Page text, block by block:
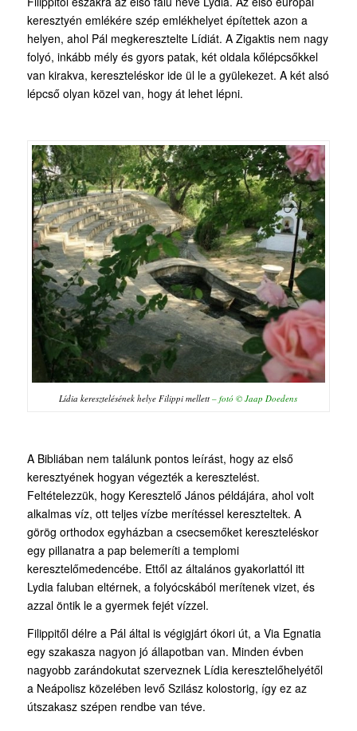
keresztyén emlékére szép emlékhelyet építettek azon a
helyen, ahol Pál megkeresztelte Lídiát. A Zigaktis nem nagy
folyó, inkább mély és gyors patak, két oldala kőlépcsőkkel
van kirakva, kereszteléskor ide ül le a gyülekezet. A két alsó
lépcső olyan közel van, hogy át lehet lépni.
Lídia keresztelésének helye Filippi mellett– fotó © Jaap Doedens
A Bibliában nem találunk pontos leírást, hogy az első
keresztyének hogyan végezték a keresztelést.
Feltételezzük, hogy Keresztelő János példájára, ahol volt
alkalmas víz, ott teljes vízbe merítéssel kereszteltek. A
görög orthodox egyházban a csecsemőket kereszteléskor
egy pillanatra a pap belemeríti a templomi
keresztelőmedencébe. Ettől az általános gyakorlattól itt
Lydia faluban eltérnek, a folyócskából merítenek vizet, és
azzal öntik le a gyermek fejét vízzel.
Filippitől délre a Pál által is végigjárt ókori út, a Via Egnatia
egy szakasza nagyon jó állapotban van. Minden évben
nagyobb zarándokutat szerveznek Lídia keresztelőhelyétől
a Neápolisz közelében levő Szilász kolostorig, így ez az
útszakasz szépen rendbe van téve.